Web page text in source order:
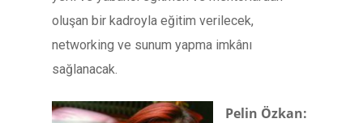
oluşan bir kadroyla eğitim verilecek,
networking ve sunum yapma imkânı
sağlanacak.
Pelin Özkan: